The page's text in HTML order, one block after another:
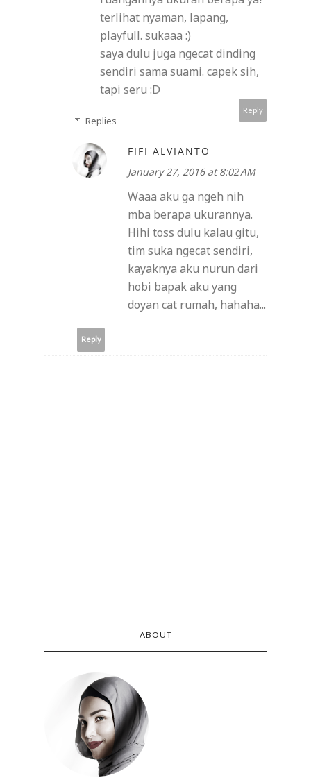
terlihat nyaman, lapang,
playfull. sukaaa :)
saya dulu juga ngecat dinding
sendiri sama suami. capek sih,
tapi seru :D
Reply
Replies
FIFI ALVIANTO
January 27, 2016 at 8:02 AM
Waaa aku ga ngeh nih
mba berapa ukurannya.
Hihi toss dulu kalau gitu,
tim suka ngecat sendiri,
kayaknya aku nurun dari
hobi bapak aku yang
doyan cat rumah, hahaha...
Reply
ABOUT